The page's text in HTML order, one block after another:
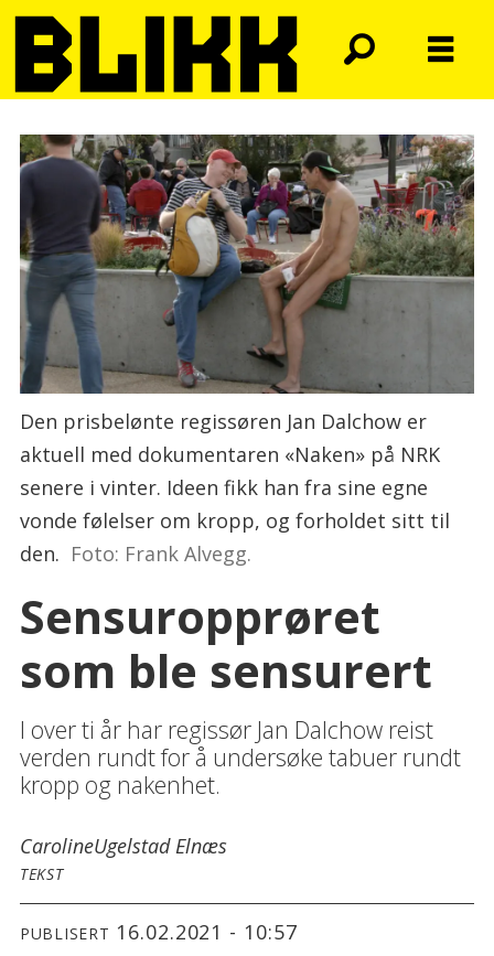
Den prisbelønte regissøren Jan Dalchow er
aktuell med dokumentaren «Naken» på NRK
senere i vinter. Ideen fikk han fra sine egne
vonde følelser om kropp, og forholdet sitt til
den. Foto: Frank Alvegg.
Sensuropprøret
som ble sensurert
I over ti år har regissør Jan Dalchow reist
verden rundt for å undersøke tabuer rundt
kropp og nakenhet.
CarolineUgelstad Elnæs
TEKST
PUBLISERT 16.02.2021 - 10:57